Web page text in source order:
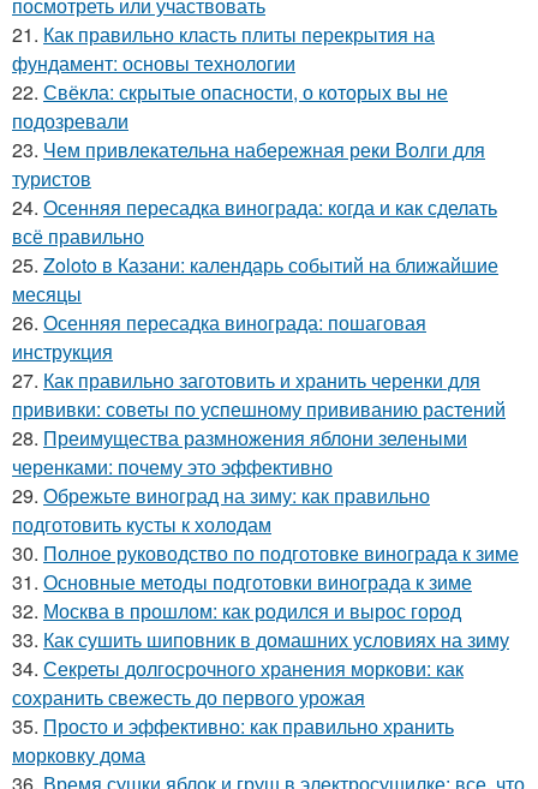
21. Как правильно класть плиты перекрытия на
фундамент: основы технологии
22. Свёкла: скрытые опасности, о которых вы не
подозревали
23. Чем привлекательна набережная реки Волги для
туристов
24. Осенняя пересадка винограда: когда и как сделать
всё правильно
25. Zoloto в Казани: календарь событий на ближайшие
месяцы
26. Осенняя пересадка винограда: пошаговая
инструкция
27. Как правильно заготовить и хранить черенки для
прививки: советы по успешному прививанию растений
28. Преимущества размножения яблони зелеными
черенками: почему это эффективно
29. Обрежьте виноград на зиму: как правильно
подготовить кусты к холодам
30. Полное руководство по подготовке винограда к зиме
31. Основные методы подготовки винограда к зиме
32. Москва в прошлом: как родился и вырос город
33. Как сушить шиповник в домашних условиях на зиму
34. Секреты долгосрочного хранения моркови: как
сохранить свежесть до первого урожая
35. Просто и эффективно: как правильно хранить
морковку дома
36. Время сушки яблок и груш в электросушилке: все, что